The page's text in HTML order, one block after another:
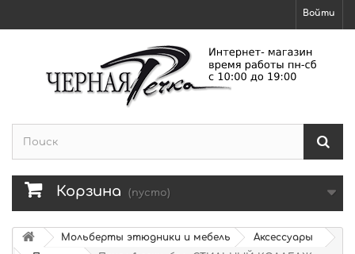
Войти
Корзина (пусто)
Мольберты этюдники и мебель
Аксессуары